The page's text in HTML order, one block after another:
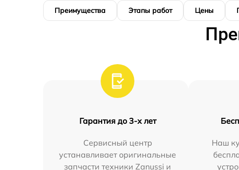
Преимущества Этапы работ Цены
Гарантия до 3-х лет
Сервисный центр
устанавливает оригинальные
запчасти техники Zanussi и
Наш